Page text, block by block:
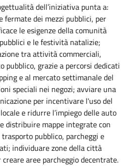
dell’iniziativa punta a:
fermate dei mezzi pubblici, per
le esigenze della comunità
e le festività natalizie;
tra attività commerciali,
pubblico, grazie a percorsi dedicati
e al mercato settimanale del
speciali nei negozi; avviare una
per incentivare l'uso del
e ridurre l’impiego delle auto
distribuire mappe integrate con
pubblico, parcheggi e
individuare zone della città
aree parcheggio decentrate.